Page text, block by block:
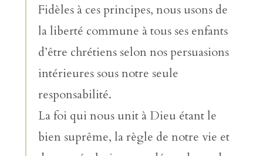
Fidèles à ces principes, nous usons de
la liberté commune à tous ses enfants
d’être chrétiens selon nos persuasions
intérieures sous notre seule
responsabilité.
La foi qui nous unit à Dieu étant le
bien suprême, la règle de notre vie et